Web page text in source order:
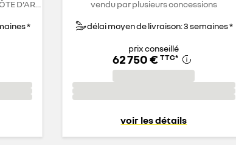
*
vendu par plusieurs concessions
délai moyen de livraison: 3 semaines *
prix conseillé
62 750 € TTC*
voir les détails